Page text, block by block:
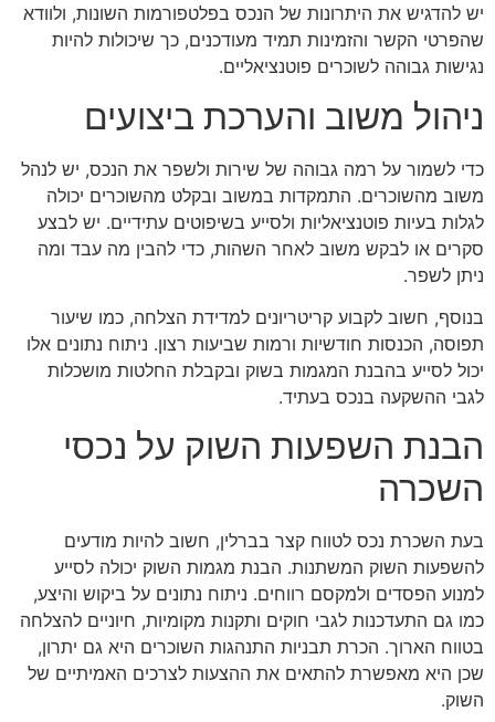
יש להדגיש את היתרונות של הנכס בפלטפורמות השונות, ולוודא
שהפרטי הקשר והזמינות תמיד מעודכנים, כך שיכולות להיות
נגישות גבוהה לשוכרים פוטנציאליים.
ניהול משוב והערכת ביצועים
כדי לשמור על רמה גבוהה של שירות ולשפר את הנכס, יש לנהל
משוב מהשוכרים. התמקדות במשוב ובקלט מהשוכרים יכולה
לגלות בעיות פוטנציאליות ולסייע בשיפוטים עתידיים. יש לבצע
סקרים או לבקש משוב לאחר השהות, כדי להבין מה עבד ומה
ניתן לשפר.
בנוסף, חשוב לקבוע קריטריונים למדידת הצלחה, כמו שיעור
תפוסה, הכנסות חודשיות ורמות שביעות רצון. ניתוח נתונים אלו
יכול לסייע בהבנת המגמות בשוק ובקבלת החלטות מושכלות
לגבי ההשקעה בנכס בעתיד.
הבנת השפעות השוק על נכסי
השכרה
בעת השכרת נכס לטווח קצר בברלין, חשוב להיות מודעים
להשפעות השוק המשתנות. הבנת מגמות השוק יכולה לסייע
למנוע הפסדים ולמקסם רווחים. ניתוח נתונים על ביקוש והיצע,
כמו גם התעדכנות לגבי חוקים ותקנות מקומיות, חיוניים להצלחה
בטווח הארוך. הכרת תבניות התנהגות השוכרים היא גם יתרון,
שכן היא מאפשרת להתאים את ההצעות לצרכים האמיתיים של
השוק.